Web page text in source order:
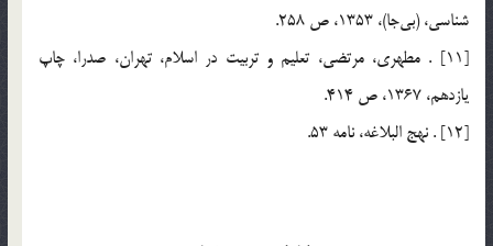
شناسي، (بي‎جا)، 1353، ص 258.
[11] . مطهري، مرتضي، تعليم و تربيت در اسلام، تهران، صدرا، چاپ
يازدهم، 1367، ص 414.
[12] . نهج البلاغه، نامه 53.